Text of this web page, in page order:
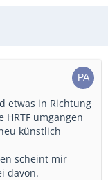
etwas in Richtung
umgangen
künstlich
scheint mir
davon.